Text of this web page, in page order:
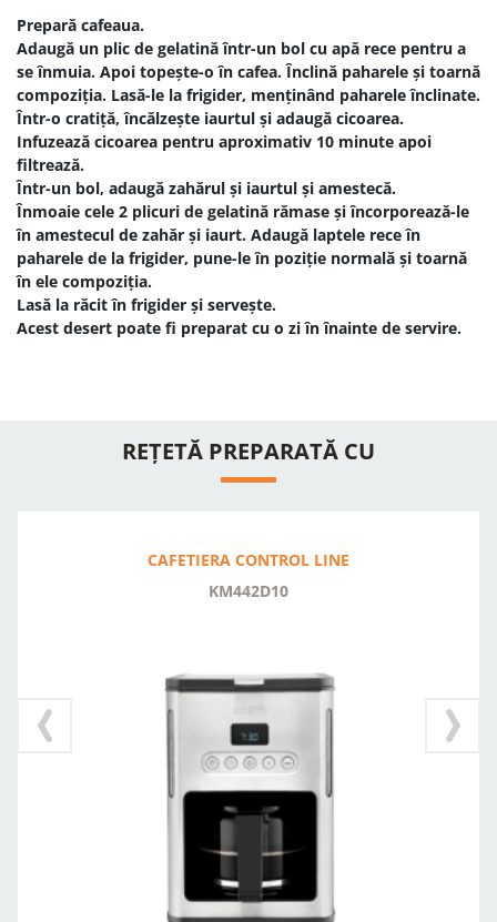
Prepară cafeaua.
Adaugă un plic de gelatină într-un bol cu apă rece pentru a
se înmuia. Apoi topește-o în cafea. Înclină paharele și toarnă
compoziția. Lasă-le la frigider, menținând paharele înclinate.
Într-o cratiță, încălzește iaurtul și adaugă cicoarea.
Infuzează cicoarea pentru aproximativ 10 minute apoi
filtrează.
Într-un bol, adaugă zahărul și iaurtul și amestecă.
Înmoaie cele 2 plicuri de gelatină rămase și încorporează-le
în amestecul de zahăr și iaurt. Adaugă laptele rece în
paharele de la frigider, pune-le în poziție normală și toarnă
în ele compoziția.
Lasă la răcit în frigider și servește.
Acest desert poate fi preparat cu o zi în înainte de servire.
REȚETĂ PREPARATĂ CU
CAFETIERA CONTROL LINE
KM442D10